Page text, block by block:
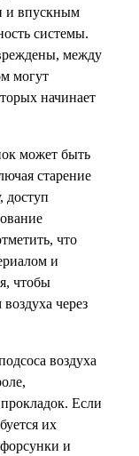
и впускным
системы.
между
могут
начинает
может быть
старение
доступ
что
и
чтобы
через
воздуха
Если
их
и